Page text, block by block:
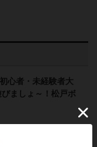
心者・未経験者大
ましょ～！松戸ボ